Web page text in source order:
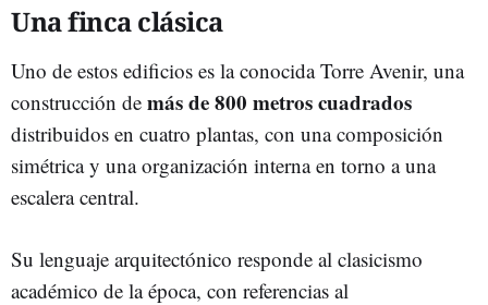
Una finca clásica
Uno de estos edificios es la conocida Torre Avenir, una
construcción de más de 800 metros cuadrados
distribuidos en cuatro plantas, con una composición
simétrica y una organización interna en torno a una
escalera central.
Su lenguaje arquitectónico responde al clasicismo
académico de la época, con referencias al